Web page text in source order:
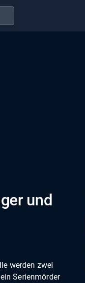
und
werden zwei
Serienmörder